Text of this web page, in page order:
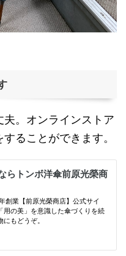
。オンラインストア
ることができます。